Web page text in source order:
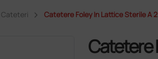
Cateteri Catetere Foley In Lattice Sterile A
Catetere